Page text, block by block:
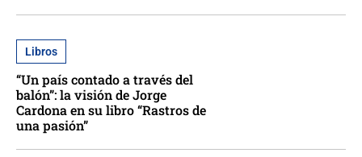
Libros
“Un país contado a través del
balón”: la visión de Jorge
Cardona en su libro “Rastros de
una pasión”